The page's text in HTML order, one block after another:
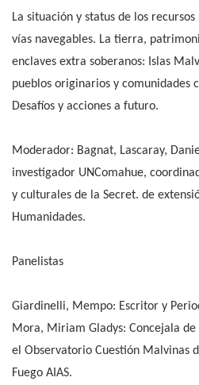
La situación y status de los
vías navegables. La tierra,
enclaves extra soberanos: Islas
pueblos originarios y comunidades
Desafíos y acciones a futuro.
Moderador: Bagnat, Lascaray,
investigador UNComahue,
y culturales de la Secret. de
Humanidades.
Panelistas
Giardinelli, Mempo: Escritor y
Mora, Miriam Gladys: Concejala de
el Observatorio Cuestión Malvinas
Fuego AIAS.